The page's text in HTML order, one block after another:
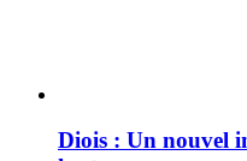
Diois : Un nouvel